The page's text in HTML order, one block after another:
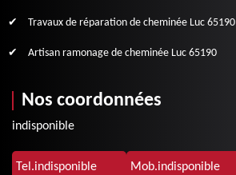
Travaux de réparation de cheminée Luc 65190
Artisan ramonage de cheminée Luc 65190
Nos coordonnées
indisponible
Tel.indisponible Mob.indisponible